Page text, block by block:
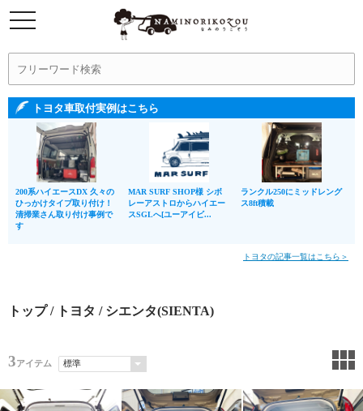
トヨタ車取付実例はこちら
200系ハイエースDX 久々の
ひっかけタイプ取り付け！
清掃業さん取り付け事例で
す
MAR SURF SHOP様 シボ
レーアストロからハイエー
スSGLへ[ユーアイビ...
ランクル250にミッドレング
ス8ft積載
トヨタの記事一覧はこちら＞
トップ/ トヨタ / シエンタ(SIENTA)
3アイテム